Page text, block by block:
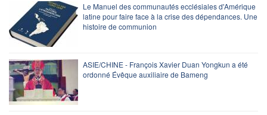
Le Manuel des communautés ecclésiales d'Amérique
latine pour faire face à la crise des dépendances. Une
histoire de communion
ASIE/CHINE - François Xavier Duan Yongkun a été
ordonné Évêque auxiliaire de Bameng